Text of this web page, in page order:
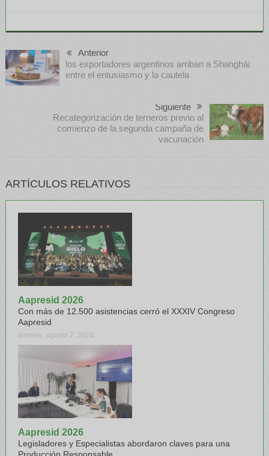
Anterior
los exportadores argentinos arriban a Shanghái
entre el entusiasmo y la cautela
Siguiente
Recategorización de terneros previo al
comienzo de la segunda campaña de
vacunación
ARTÍCULOS RELATIVOS
Aapresid 2026
Con más de 12.500 asistencias cerró el XXXIV Congreso
Aapresid
viernes, agosto 7, 2026
Aapresid 2026
Legisladores y Especialistas abordaron claves para una
Producción Responsable